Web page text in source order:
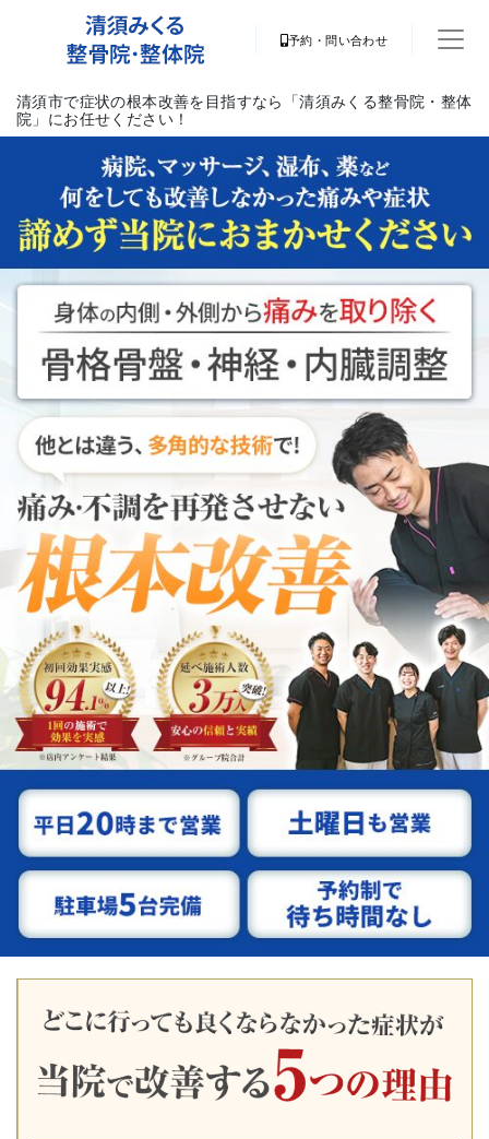
予約・問い合わせ
清須市で症状の根本改善を目指すなら「清須みくる整骨院・整体
院」にお任せください！